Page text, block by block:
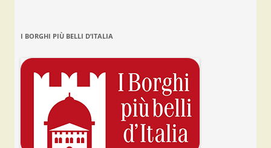
I BORGHI PIÙ BELLI D’ITALIA